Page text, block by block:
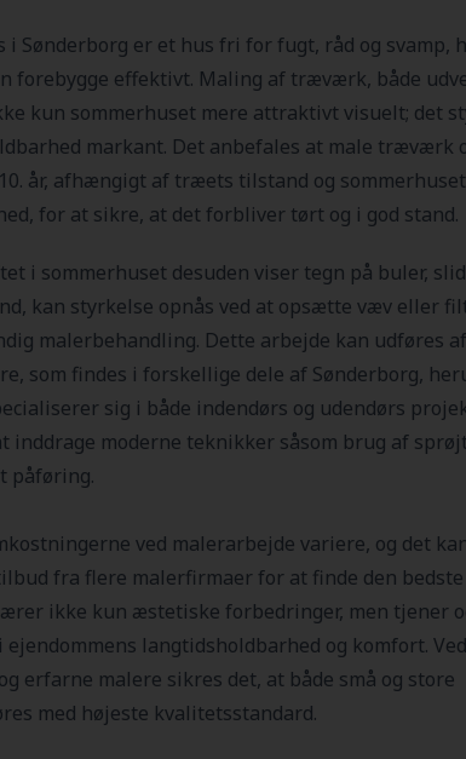
i Sønderborg er et hus fri for fugt, råd og svamp,
forebygge effektivt. Maling af træværk, både
kun sommerhuset mere attraktivt visuelt; det
markant. Det anbefales at male træværk
år, afhængigt af træets tilstand og
for at sikre, at det forbliver tørt og i god stand.
i sommerhuset desuden viser tegn på buler,
kan styrkelse opnås ved at opsætte væv eller
malerbehandling. Dette arbejde kan udføres af
som findes i forskellige dele af Sønderborg,
sig i både indendørs og udendørs
inddrage moderne teknikker såsom brug af
påføring.
ved malerarbejde variere, og det
fra flere malerfirmaer for at finde den
ikke kun æstetiske forbedringer, men tjener
langtidsholdbarhed og komfort.
erfarne malere sikres det, at både små og store
med højeste kvalitetsstandard.